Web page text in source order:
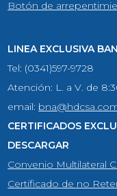
Botón de
LINEA EXCLUSIVA
Tel: (0341)597-9728
Atención: L. a V. de
email:
CERTIFICADOS
DESCARGAR
Convenio Multilateral
Certificado de no